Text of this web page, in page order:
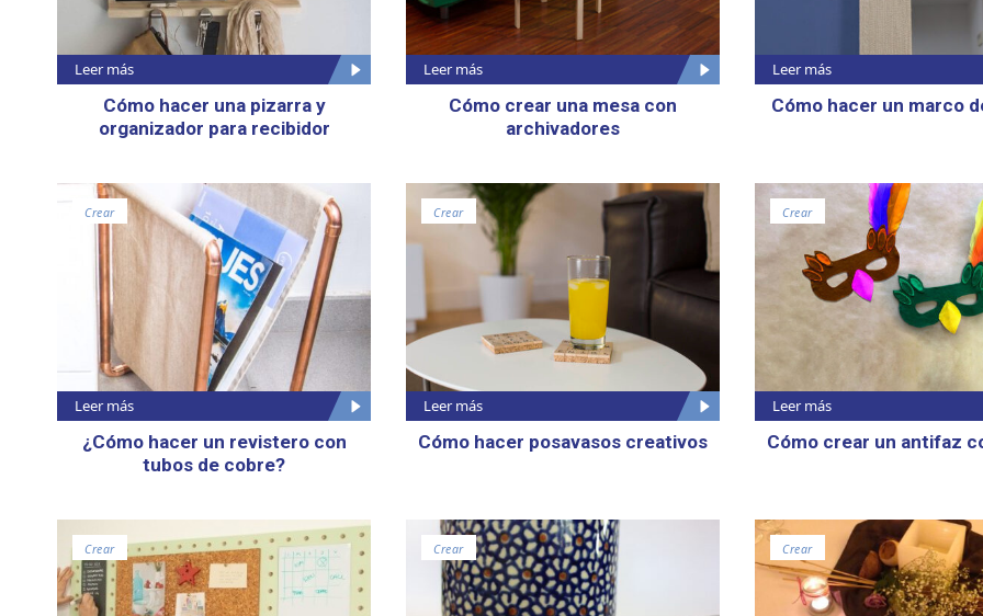
Leer más
Cómo hacer una pizarra y
organizador para recibidor
Leer más
Cómo crear una mesa con
archivadores
Leer más
Cómo hacer un marco
Crear
Leer más
¿Cómo hacer un revistero con
tubos de cobre?
Crear
Leer más
Cómo hacer posavasos creativos
Crear
Leer más
Cómo crear un antifaz
Crear Crear Crear